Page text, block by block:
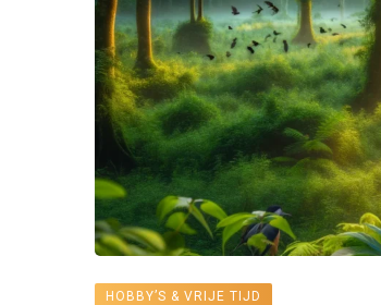
HOBBY’S & VRIJE TIJD